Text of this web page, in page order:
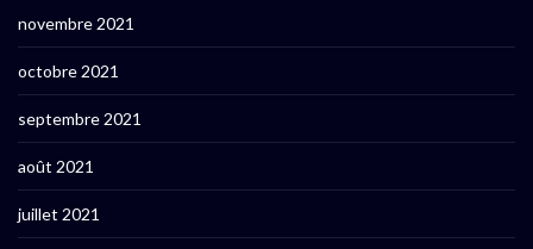
novembre 2021
octobre 2021
septembre 2021
août 2021
juillet 2021